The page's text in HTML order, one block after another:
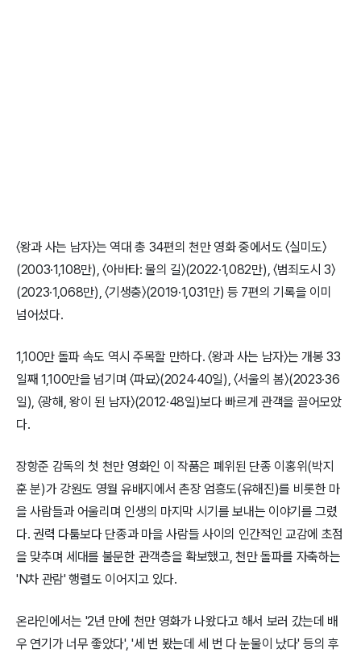
〈왕과 사는 남자〉는 역대 총 34편의 천만 영화 중에서도 〈실미도〉
(2003·1,108만), 〈아바타: 물의 길〉(2022·1,082만), 〈범죄도시 3〉
(2023·1,068만), 〈기생충〉(2019·1,031만) 등 7편의 기록을 이미
넘어섰다.
1,100만 돌파 속도 역시 주목할 만하다. 〈왕과 사는 남자〉는 개봉 33
일째 1,100만을 넘기며 〈파묘〉(2024·40일), 〈서울의 봄〉(2023·36
일), 〈광해, 왕이 된 남자〉(2012·48일)보다 빠르게 관객을 끌어모았
다.
장항준 감독의 첫 천만 영화인 이 작품은 폐위된 단종 이홍위(박지
훈 분)가 강원도 영월 유배지에서 촌장 엄흥도(유해진)를 비롯한 마
을 사람들과 어울리며 인생의 마지막 시기를 보내는 이야기를 그렸
다. 권력 다툼보다 단종과 마을 사람들 사이의 인간적인 교감에 초점
을 맞추며 세대를 불문한 관객층을 확보했고, 천만 돌파를 자축하는
'N차 관람' 행렬도 이어지고 있다.
온라인에서는 '2년 만에 천만 영화가 나왔다고 해서 보러 갔는데 배
우 연기가 너무 좋았다', '세 번 봤는데 세 번 다 눈물이 났다' 등의 후